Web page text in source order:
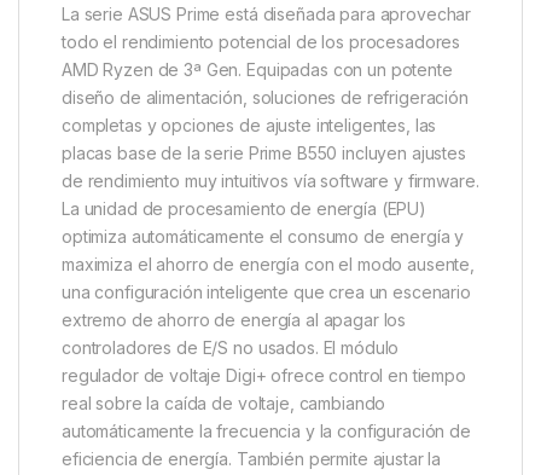
La serie ASUS Prime está diseñada para aprovechar
todo el rendimiento potencial de los procesadores
AMD Ryzen de 3ª Gen. Equipadas con un potente
diseño de alimentación, soluciones de refrigeración
completas y opciones de ajuste inteligentes, las
placas base de la serie Prime B550 incluyen ajustes
de rendimiento muy intuitivos vía software y firmware.
La unidad de procesamiento de energía (EPU)
optimiza automáticamente el consumo de energía y
maximiza el ahorro de energía con el modo ausente,
una configuración inteligente que crea un escenario
extremo de ahorro de energía al apagar los
controladores de E/S no usados. El módulo
regulador de voltaje Digi+ ofrece control en tiempo
real sobre la caída de voltaje, cambiando
automáticamente la frecuencia y la configuración de
eficiencia de energía. También permite ajustar la